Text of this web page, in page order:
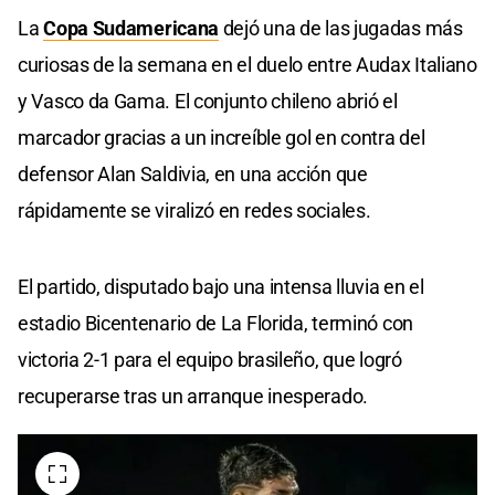
LaCopa Sudamericana dejó una de las jugadas más
curiosas de la semana en el duelo entre Audax Italiano
y Vasco da Gama. El conjunto chileno abrió el
marcador gracias a un increíble gol en contra del
defensor Alan Saldivia, en una acción que
rápidamente se viralizó en redes sociales.
El partido, disputado bajo una intensa lluvia en el
estadio Bicentenario de La Florida, terminó con
victoria 2-1 para el equipo brasileño, que logró
recuperarse tras un arranque inesperado.